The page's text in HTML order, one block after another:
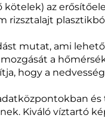
az
mutat, ami
a
hogy a
Kiváló víztartó